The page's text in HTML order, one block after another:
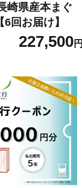
崎県産本まぐ
回お届け】
227,500円